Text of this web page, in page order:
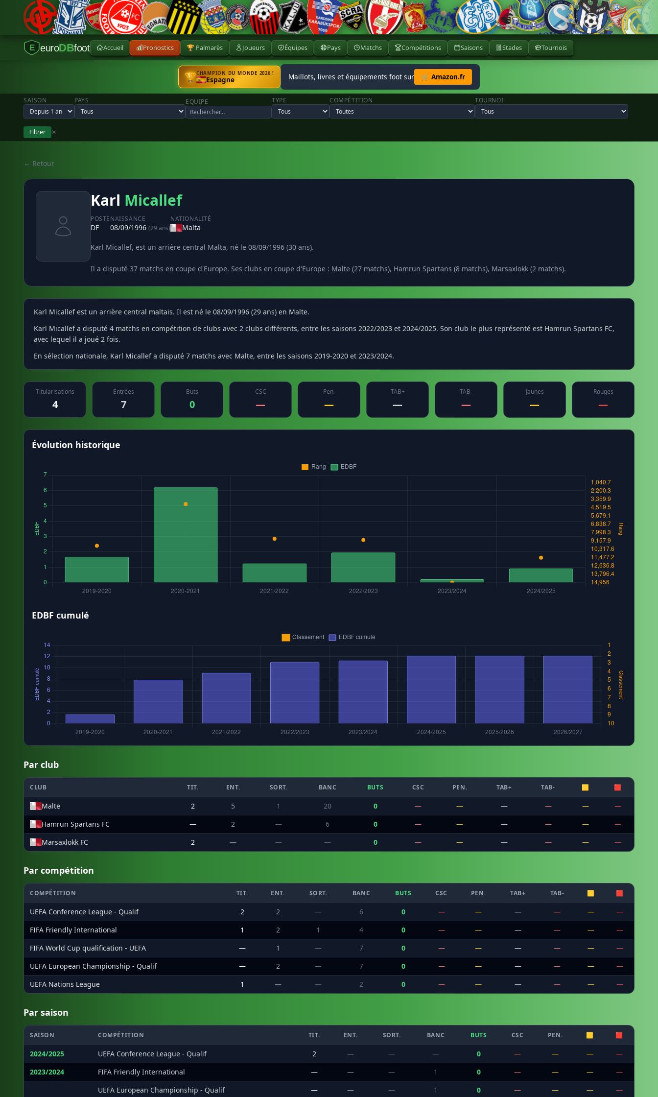
E euroDBfoot Accueil Pronostics 🏆 Palmarès Joueurs Équipes Pays Matchs Compétitions Saisons Stades Tournois
🏆CHAMPION DU MONDE 2026 !
Espagne Maillots, livres et équipements foot sur 🛒 Amazon.fr
SAISON PAYS EQUIPE TYPE COMPÉTITION TOURNOI
Filtrer ✕
← Retour
Karl Micallef
POSTE
DF
NAISSANCE
08/09/1996 (29 ans)
NATIONALITÉ
Malta
Karl Micallef, est un arrière central Malta, né le 08/09/1996 (30 ans).
Il a disputé 37 matchs en coupe d'Europe. Ses clubs en coupe d'Europe : Malte (27 matchs), Hamrun Spartans (8 matchs), Marsaxlokk (2 matchs).
Karl Micallef est un arrière central maltais. Il est né le 08/09/1996 (29 ans) en Malte.
Karl Micallef a disputé 4 matchs en compétition de clubs avec 2 clubs différents, entre les saisons 2022/2023 et 2024/2025. Son club le plus représenté est Hamrun Spartans FC,
avec lequel il a joué 2 fois.
En sélection nationale, Karl Micallef a disputé 7 matchs avec Malte, entre les saisons 2019-2020 et 2023/2024.
Titularisations
4
Entrées
7
Buts
0
CSC
—
Pen.
—
TAB+
—
TAB-
—
Jaunes
—
Rouges
—
Évolution historique
EDBF cumulé
Par club
CLUB TIT. ENT. SORT. BANC BUTS CSC PEN. TAB+ TAB- 🟨 🟥
Malte 2 5 1 20 0 — — — — —
—
Hamrun Spartans FC
— 2 — 6 0 — — — — —
—
Marsaxlokk FC
2 — — — 0 — — — — — —
Par compétition
COMPÉTITION TIT. ENT. SORT. BANC BUTS CSC PEN. TAB+ TAB- 🟨 🟥
UEFA Conference League - Qualif 2 2 — 6 0 — — — — —
—
FIFA Friendly International
1 2 1 4 0 — — — — —
—
FIFA World Cup qualification - UEFA
— 1 — 7 0 — — — — —
—
UEFA European Championship - Qualif
— 2 — 7 0 — — — — —
—
UEFA Nations League
1 — — 2 0 — — — — — —
Par saison
SAISON COMPÉTITION TIT. ENT. SORT. BANC BUTS CSC PEN. 🟨 🟥
2024/2025 UEFA Conference League - Qualif 2 — — — 0 — — —
—
2023/2024
FIFA Friendly International — — — 1 0 — — —
—
UEFA European Championship - Qualif — — — 1 0 — — — —